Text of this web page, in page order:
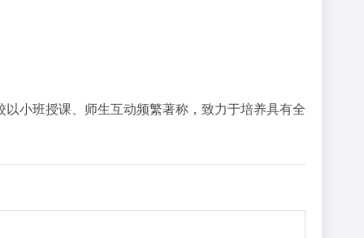
小班授课、师生互动频繁著称，致力于培养具有全